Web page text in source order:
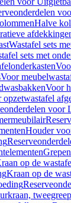
Halve
Wastafel sets
sets met
Voor
Voor
voor
Houder
Grepen
op de
Kraan op de